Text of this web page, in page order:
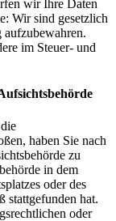
wir Ihre Daten
Wir sind gesetzlich
im Steuer- und
haben Sie nach
zu
in dem
oder des
stattgefunden hat.
oder